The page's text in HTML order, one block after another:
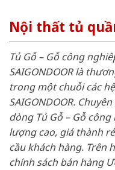
Nội thất tủ
Tủ Gỗ – Gỗ công
SAIGONDOOR là
trong một chuỗi các
SAIGONDOOR.
dòng Tủ Gỗ – Gỗ
lượng cao, giá thành
cầu khách hàng. Trên
chính sách bán hàng